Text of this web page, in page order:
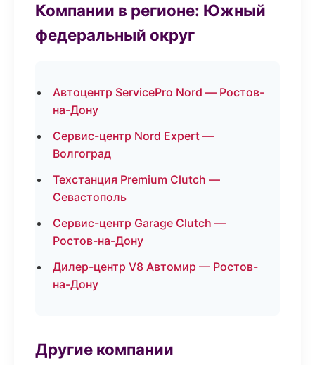
Компании в регионе: Южный
федеральный округ
Автоцентр ServicePro Nord — Ростов-
на-Дону
Сервис-центр Nord Expert —
Волгоград
Техстанция Premium Clutch —
Севастополь
Сервис-центр Garage Clutch —
Ростов-на-Дону
Дилер-центр V8 Автомир — Ростов-
на-Дону
Другие компании